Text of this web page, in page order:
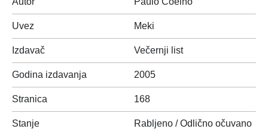
Uvez Meki
Izdavač Večernji list
Godina izdavanja 2005
Stranica 168
Stanje
Rabljeno / Odlično očuvano